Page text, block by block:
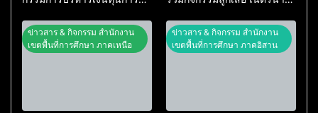
ประจำปี 2569
ประโยชน์ “รวมใจภักดี ถวาย
ความอาลัยสมเด็จพระพันปี
ข่าวสาร & กิจกรรม สำนักงาน
เขตพื้นที่การศึกษา ภาคเหนือ
ข่าวสาร & กิจกรรม สำนักงาน
เขตพื้นที่การศึกษา ภาคอิสาน